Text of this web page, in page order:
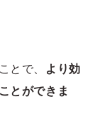
とで、 より効
とができま